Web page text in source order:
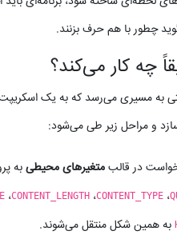
چطور با هم حرف بزنند.
و مراحل زیر طی می‌شود:
در قالبمتغیرهای محیطیبه
، CONTENT_TYPE، CONTENT_LENGTH،
به همین شکل منتقل می‌شوند.